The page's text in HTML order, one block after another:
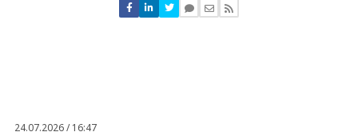
Nie znaleziono komentarzy
Zostaw swoje komentarze
24.07.2026 / 16:47